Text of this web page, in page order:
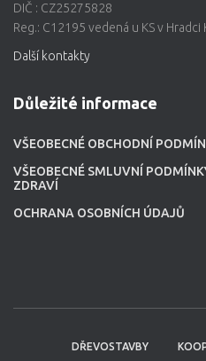
DIČ : CZ25275828
Reg.: C12195 vedená u KS v Hradci
Další kontakty
Důležité informace
VŠEOBECNÉ OBCHODNÍ
VŠEOBECNÉ SMLUVNÍ
ZDRAVÍ
OCHRANA OSOBNÍCH ÚDAJŮ
DŘEVOSTAVBY